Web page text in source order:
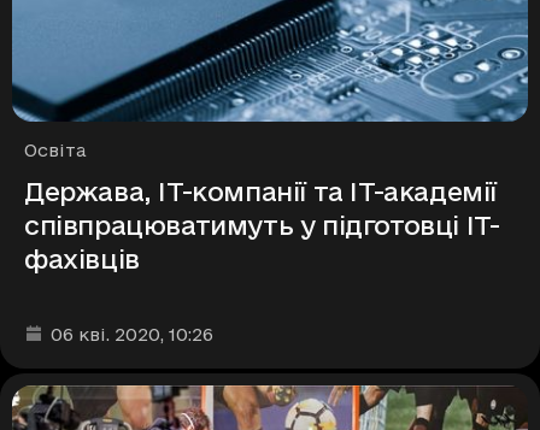
Рубрики
Освіта
Держава, ІТ-компанії та ІТ-академії
співпрацюватимуть у підготовці ІТ-
фахівців
Дата та час публікації
06 кві. 2020, 10:26